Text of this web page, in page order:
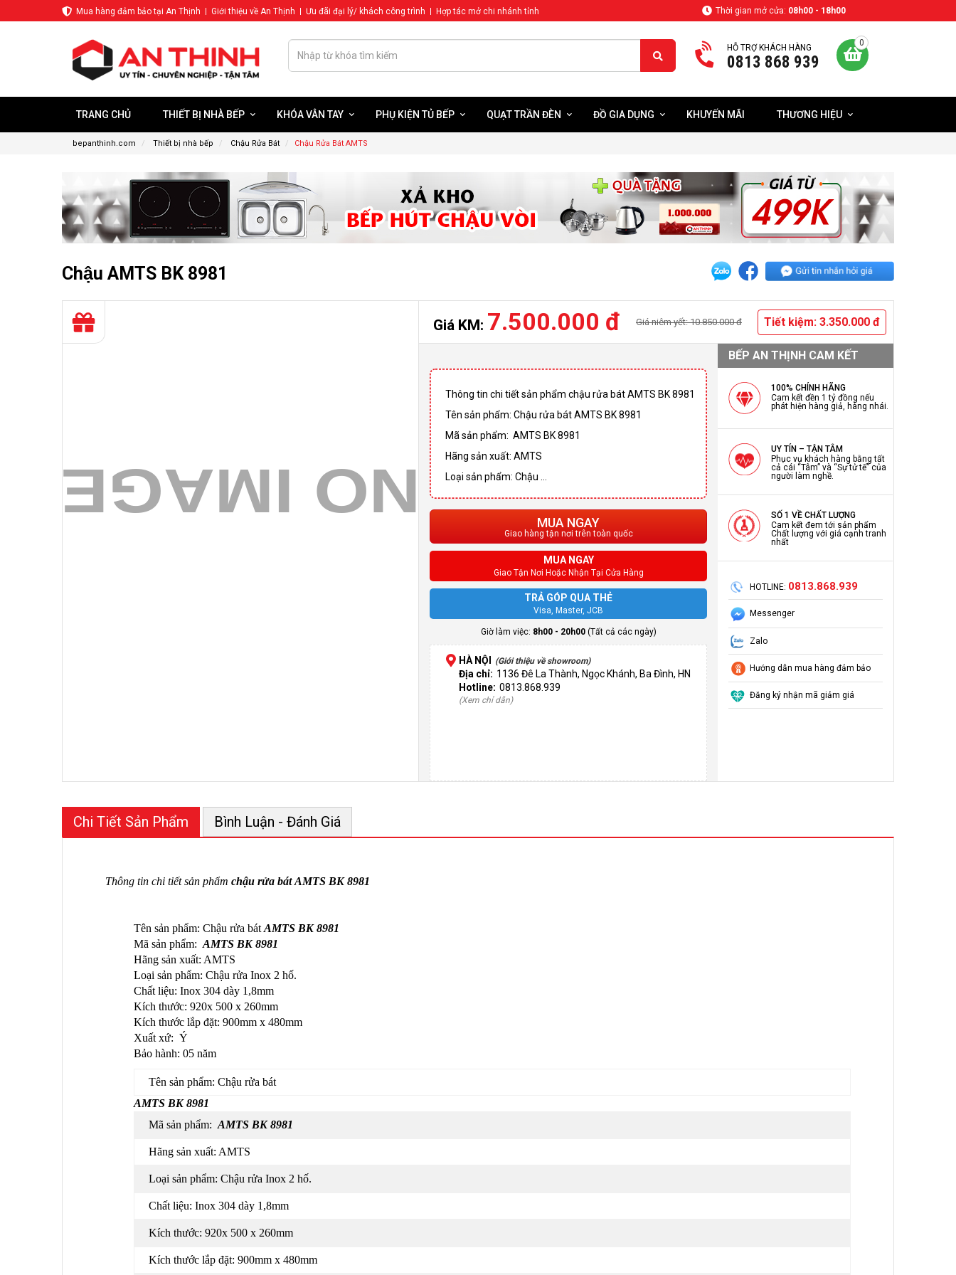
Mua hàng đảm bảo tại An Thịnh Giới thiệu về An Thịnh Ưu đãi đại lý/ khách công trình Hợp tác mở chi nhánh tỉnh Thời gian mở cửa: 08h00 - 18h00
HỖ TRỢ KHÁCH HÀNG
0813 868 939
0
TRANG CHỦ THIẾT BỊ NHÀ BẾP KHÓA VÂN TAY PHỤ KIỆN TỦ BẾP QUẠT TRẦN ĐÈN ĐỒ GIA DỤNG KHUYẾN MÃI THƯƠNG HIỆU
bepanthinh.com Thiết bị nhà bếp Chậu Rửa Bát Chậu Rửa Bát AMTS
Chậu AMTS BK 8981
Giá KM: 7.500.000 đ Giá niêm yết: 10.850.000 đ Tiết kiệm: 3.350.000 đ
Thông tin chi tiết sản phẩm chậu rửa bát AMTS BK 8981
Tên sản phẩm: Chậu rửa bát AMTS BK 8981
Mã sản phẩm: AMTS BK 8981
Hãng sản xuất: AMTS
Loại sản phẩm: Chậu ...
MUA NGAY
Giao hàng tận nơi trên toàn quốc
MUA NGAY
Giao Tận Nơi Hoặc Nhận Tại Cửa Hàng
TRẢ GÓP QUA THẺ
Visa, Master, JCB
Giờ làm việc: 8h00 - 20h00(Tất cả các ngày)
HÀ NỘI (Giới thiệu về showroom)
Địa chỉ: 1136 Đê La Thành, Ngọc Khánh, Ba Đình, HN
Hotline: 0813.868.939
(Xem chỉ dẫn)
BẾP AN THỊNH CAM KẾT
100% CHÍNH HÃNG
Cam kết đền 1 tỷ đồng nếu
phát hiện hàng giả, hàng nhái.
UY TÍN – TẬN TÂM
Phục vụ khách hàng bằng tất
cả cái “Tâm” và “Sự tử tế” của
người làm nghề.
SỐ 1 VỀ CHẤT LƯỢNG
Cam kết đem tới sản phẩm
Chất lượng với giá cạnh tranh
nhất
HOTLINE: 0813.868.939
Messenger
Zalo
Hướng dẫn mua hàng đảm bảo
Đăng ký nhận mã giảm giá
Chi Tiết Sản Phẩm Bình Luận - Đánh Giá
Thông tin chi tiết sản phẩm chậu rửa bát AMTS BK 8981
Tên sản phẩm: Chậu rửa bátAMTS BK 8981
Mã sản phẩm:AMTS BK 8981
Hãng sản xuất: AMTS
Loại sản phẩm: Chậu rửa Inox 2 hố.
Chất liệu: Inox 304 dày 1,8mm
Kích thước: 920x 500 x 260mm
Kích thước lắp đặt: 900mm x 480mm
Xuất xứ: Ý
Bảo hành: 05 năm
Tên sản phẩm: Chậu rửa bát
AMTS BK 8981
Mã sản phẩm:AMTS BK 8981
Hãng sản xuất: AMTS
Loại sản phẩm: Chậu rửa Inox 2 hố.
Chất liệu: Inox 304 dày 1,8mm
Kích thước: 920x 500 x 260mm
Kích thước lắp đặt: 900mm x 480mm